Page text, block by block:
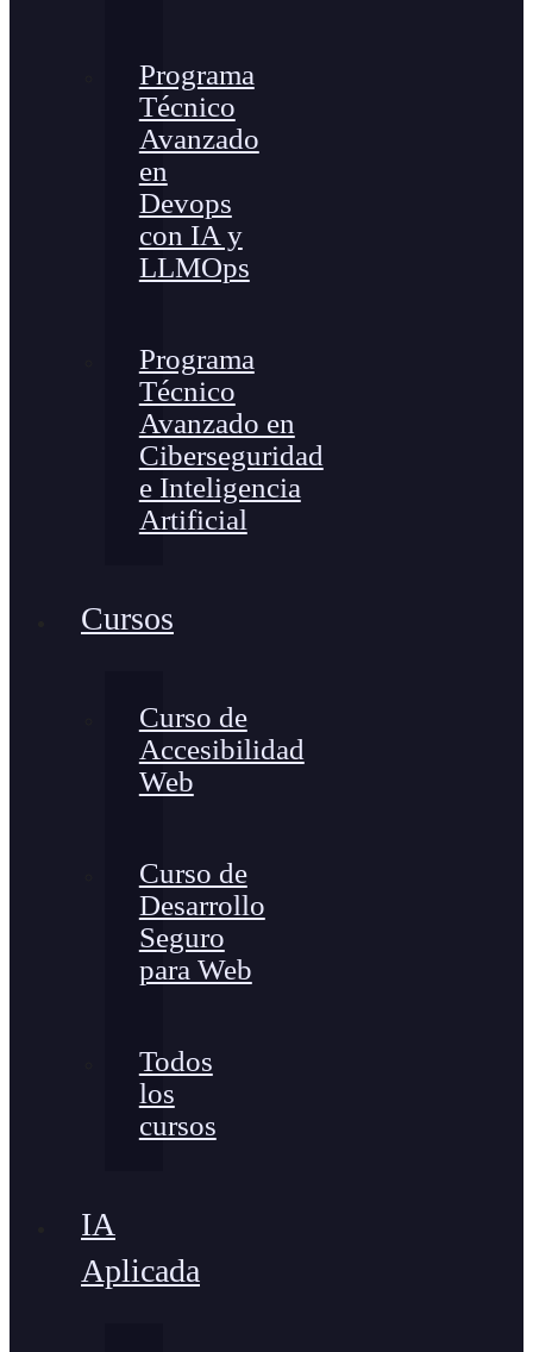
Programa
Técnico
Avanzado
en
Devops
con IA y
LLMOps
Programa
Técnico
Avanzado en
Ciberseguridad
e Inteligencia
Artificial
Cursos
Curso de
Accesibilidad
Web
Curso de
Desarrollo
Seguro
para Web
Todos
los
cursos
IA
Aplicada